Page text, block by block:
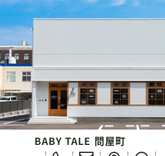
BABY TALE 問屋町